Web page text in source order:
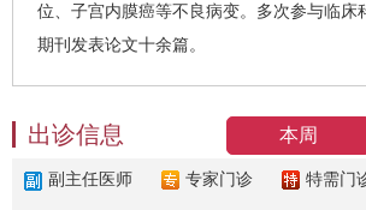
位、子宫内膜癌等不良病变。多次参与临床
期刊发表论文十余篇。
本周
出诊信息
副主任医师 专家门诊 特需门